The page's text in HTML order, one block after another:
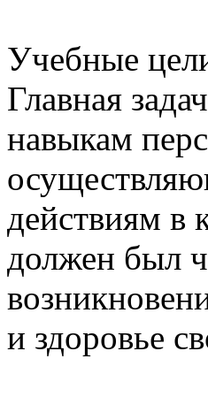
Учебные
Главная
навыкам
действиям в
должен был
и здоровье